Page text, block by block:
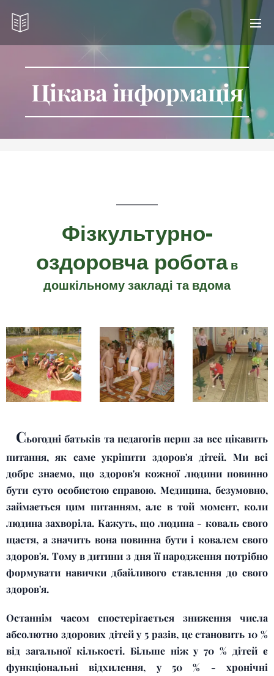
Цікава інформація
Фізкультурно-
оздоровча робота в
дошкільному закладі та вдома
Сьогодні батьків та педагогів перш за все цікавить
питання, як саме укріпити здоров'я дітей. Ми всі
добре знаємо, що здоров'я кожної людини повинно
бути суто особистою справою. Медицина, безумовно,
займається цим питанням, але в той момент, коли
людина захворіла. Кажуть, що людина - коваль свого
щастя, а значить вона повинна бути і ковалем свого
здоров'я. Тому в дитини з дня її народження потрібно
формувати навички дбайливого ставлення до свого
здоров'я.
Останнім часом спостерігається зниження числа
абсолютно здорових дітей у 5 разів, це становить 10 %
від загальної кількості. Більше ніж у 70 % дітей є
функціональні відхилення, у 50 % - хронічні